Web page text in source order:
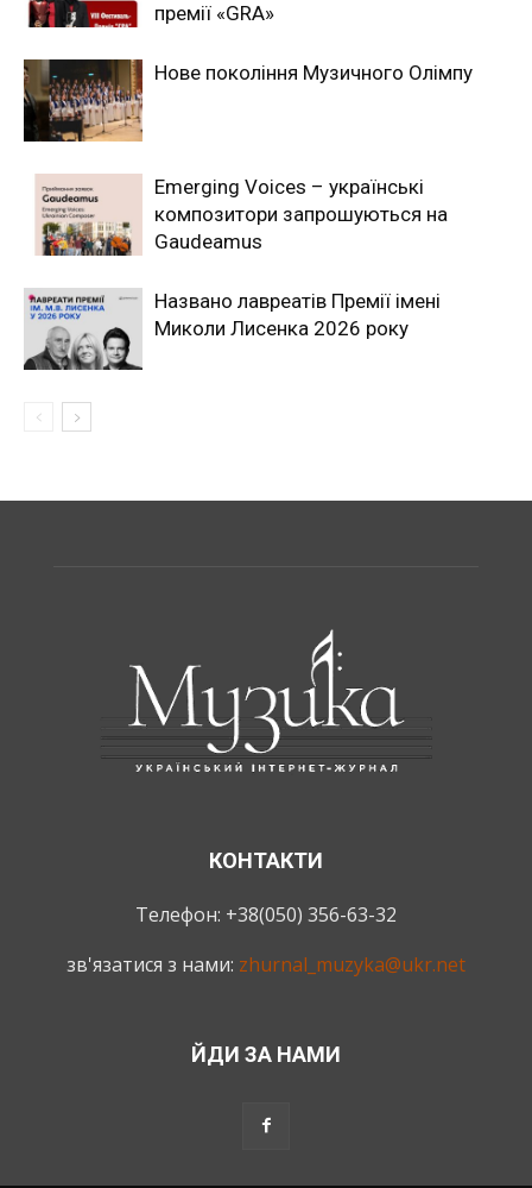
премії «GRA»
Новe покоління Музичного Олімпу
Emerging Voices – українські
композитори запрошуються на
Gaudeamus
Названо лавреатів Премії імені
Миколи Лисенка 2026 року
КОНТАКТИ
Телефон: +38(050) 356-63-32
зв'язатися з нами: zhurnal_muzyka@ukr.net
ЙДИ ЗА НАМИ